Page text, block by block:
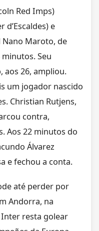
Red Imps)
e
Nano Maroto, de
Seu
aos 26, ampliou.
um jogador nascido
Christian Rutjens,
contra,
Aos 22 minutos do
Álvarez
e fechou a conta.
até perder por
Andorra, na
Inter resta golear